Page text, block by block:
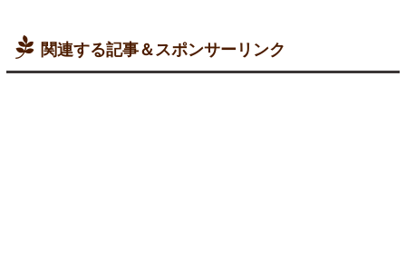
関連する記事＆スポンサーリンク